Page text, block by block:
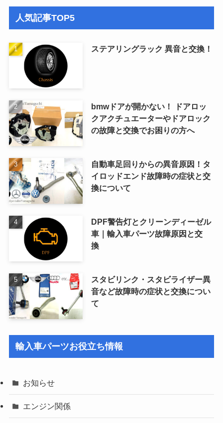
人気記事TOP5
ステアリングラック 異音と交換！
bmwドアが開かない！ ドアロッ
クアクチュエーターやドアロック
の故障と交換でお困りの方へ
自動車足回りからの異音原因！タ
イロッドエンド故障時の症状と交
換について
DPF警告灯とクリーンディーゼル
車｜輸入車パーツ故障原因と交
換
スタビリンク・スタビライザー異
音など故障時の症状と交換につい
て
輸入車パーツお役立ち情報
お知らせ
エンジン関係